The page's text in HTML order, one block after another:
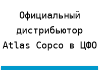
Официальный
дистрибьютор
Atlas Copco в ЦФО